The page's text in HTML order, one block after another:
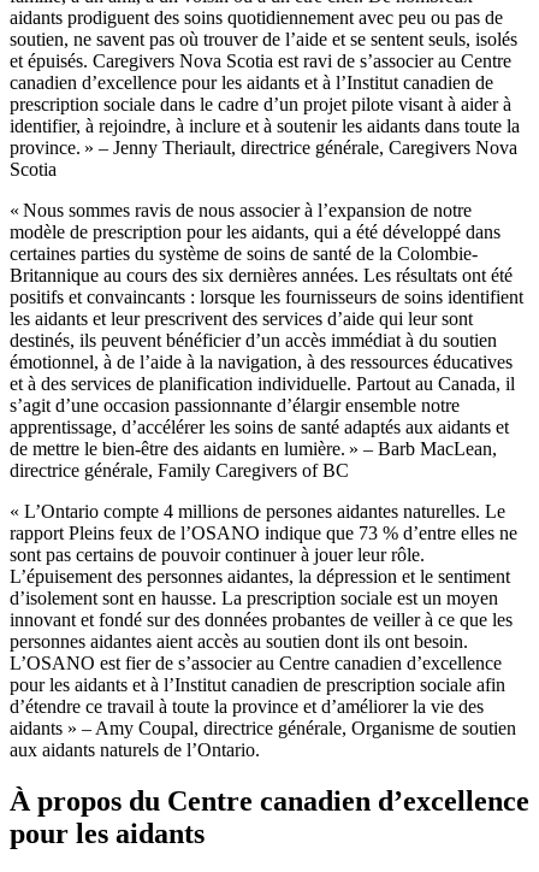
aidants prodiguent des soins quotidiennement avec peu ou pas de
soutien, ne savent pas où trouver de l’aide et se sentent seuls, isolés
et épuisés. Caregivers Nova Scotia est ravi de s’associer au Centre
canadien d’excellence pour les aidants et à l’Institut canadien de
prescription sociale dans le cadre d’un projet pilote visant à aider à
identifier, à rejoindre, à inclure et à soutenir les aidants dans toute la
province. » – Jenny Theriault, directrice générale, Caregivers Nova
Scotia
« Nous sommes ravis de nous associer à l’expansion de notre
modèle de prescription pour les aidants, qui a été développé dans
certaines parties du système de soins de santé de la Colombie-
Britannique au cours des six dernières années. Les résultats ont été
positifs et convaincants : lorsque les fournisseurs de soins identifient
les aidants et leur prescrivent des services d’aide qui leur sont
destinés, ils peuvent bénéficier d’un accès immédiat à du soutien
émotionnel, à de l’aide à la navigation, à des ressources éducatives
et à des services de planification individuelle. Partout au Canada, il
s’agit d’une occasion passionnante d’élargir ensemble notre
apprentissage, d’accélérer les soins de santé adaptés aux aidants et
de mettre le bien-être des aidants en lumière. » – Barb MacLean,
directrice générale, Family Caregivers of BC
« L’Ontario compte 4 millions de persones aidantes naturelles. Le
rapport Pleins feux de l’OSANO indique que 73 % d’entre elles ne
sont pas certains de pouvoir continuer à jouer leur rôle.
L’épuisement des personnes aidantes, la dépression et le sentiment
d’isolement sont en hausse. La prescription sociale est un moyen
innovant et fondé sur des données probantes de veiller à ce que les
personnes aidantes aient accès au soutien dont ils ont besoin.
L’OSANO est fier de s’associer au Centre canadien d’excellence
pour les aidants et à l’Institut canadien de prescription sociale afin
d’étendre ce travail à toute la province et d’améliorer la vie des
aidants » – Amy Coupal, directrice générale, Organisme de soutien
aux aidants naturels de l’Ontario.
À propos du Centre canadien d’excellence
pour les aidants